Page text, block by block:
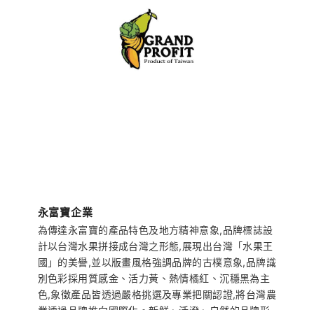
永富寶企業
為傳達永富寶的產品特色及地方精神意象,品牌標誌設
計以台灣水果拼接成台灣之形態,展現出台灣「水果王
國」的美譽,並以版畫風格強調品牌的古樸意象,品牌識
別色彩採用質感金、活力黃、熱情橘紅、沉穩黑為主
色,象徵產品皆透過嚴格挑選及專業把關認證,將台灣農